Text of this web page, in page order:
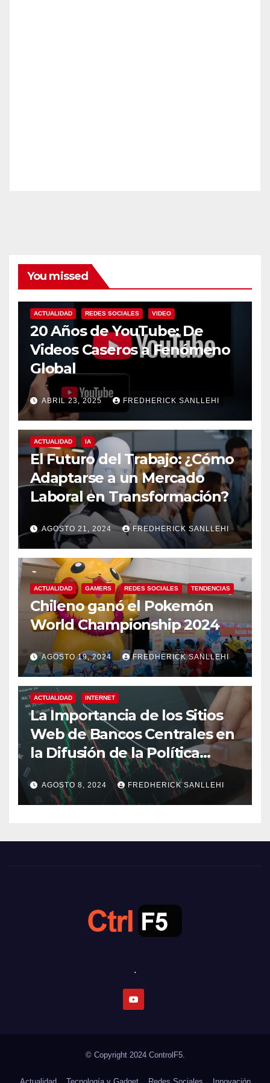
You missed
ACTUALIDAD REDES SOCIALES VIDEO
20 Años de YouTube: De
Videos Caseros a Fenómeno
Global
ABRIL 23, 2025 FREDHERICK SANLLEHI
ACTUALIDAD IA
El Futuro del Trabajo: ¿Cómo
Adaptarse a un Mercado
Laboral en Transformación?
AGOSTO 21, 2024 FREDHERICK SANLLEHI
ACTUALIDAD GAMERS REDES SOCIALES TENDENCIAS
Chileno ganó el Pokemón
World Championship 2024
AGOSTO 19, 2024 FREDHERICK SANLLEHI
ACTUALIDAD INTERNET
La Importancia de los Sitios
Web de Bancos Centrales en
la Difusión de la Política
Monetaria
AGOSTO 8, 2024 FREDHERICK SANLLEHI
.
© Copyright 2024 ControlF5.